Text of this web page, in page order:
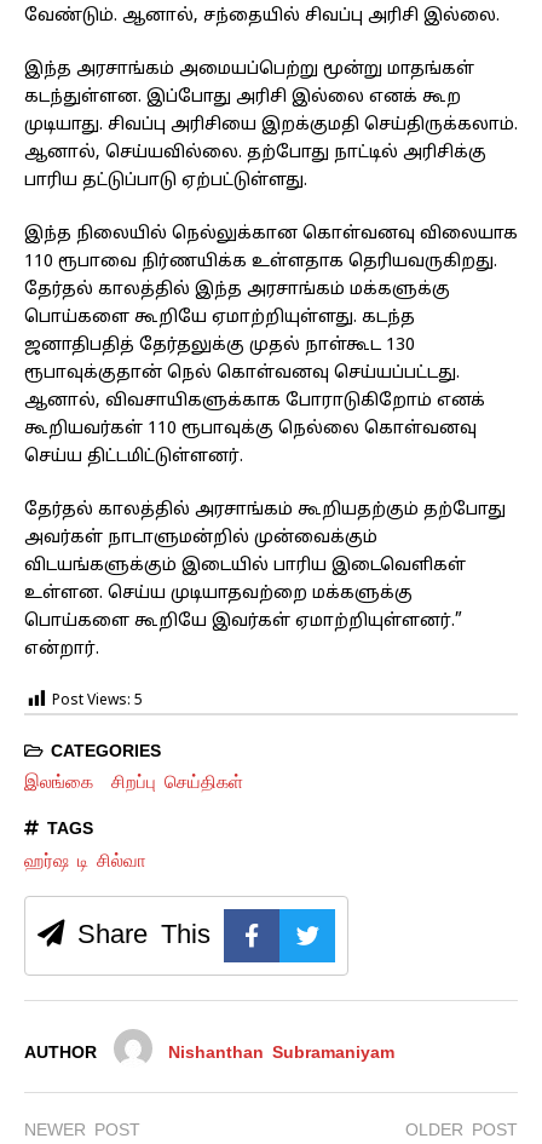
வேண்டும். ஆனால், சந்தையில் சிவப்பு அரிசி இல்லை.
இந்த அரசாங்கம் அமையப்பெற்று மூன்று மாதங்கள்
கடந்துள்ளன. இப்போது அரிசி இல்லை எனக் கூற
முடியாது. சிவப்பு அரிசியை இறக்குமதி செய்திருக்கலாம்.
ஆனால், செய்யவில்லை. தற்போது நாட்டில் அரிசிக்கு
பாரிய தட்டுப்பாடு ஏற்பட்டுள்ளது.
இந்த நிலையில் நெல்லுக்கான கொள்வனவு விலையாக
110 ரூபாவை நிர்ணயிக்க உள்ளதாக தெரியவருகிறது.
தேர்தல் காலத்தில் இந்த அரசாங்கம் மக்களுக்கு
பொய்களை கூறியே ஏமாற்றியுள்ளது. கடந்த
ஜனாதிபதித் தேர்தலுக்கு முதல் நாள்கூட 130
ரூபாவுக்குதான் நெல் கொள்வனவு செய்யப்பட்டது.
ஆனால், விவசாயிகளுக்காக போராடுகிறோம் எனக்
கூறியவர்கள் 110 ரூபாவுக்கு நெல்லை கொள்வனவு
செய்ய திட்டமிட்டுள்ளனர்.
தேர்தல் காலத்தில் அரசாங்கம் கூறியதற்கும் தற்போது
அவர்கள் நாடாளுமன்றில் முன்வைக்கும்
விடயங்களுக்கும் இடையில் பாரிய இடைவெளிகள்
உள்ளன. செய்ய முடியாதவற்றை மக்களுக்கு
பொய்களை கூறியே இவர்கள் ஏமாற்றியுள்ளனர்.”
என்றார்.
Post Views: 5
CATEGORIES
இலங்கை சிறப்பு செய்திகள்
TAGS
ஹர்ஷ டி சில்வா
Share This
AUTHOR Nishanthan Subramaniyam
NEWER POST OLDER POST